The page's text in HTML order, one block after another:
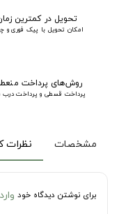
تحویل در کمترین
امکان تحویل با پیک فوری و
روش‌های پرداخت
پرداخت قسطی و پرداخت درب
مشخصات نظرات
برای نوشتن دیدگاه خود